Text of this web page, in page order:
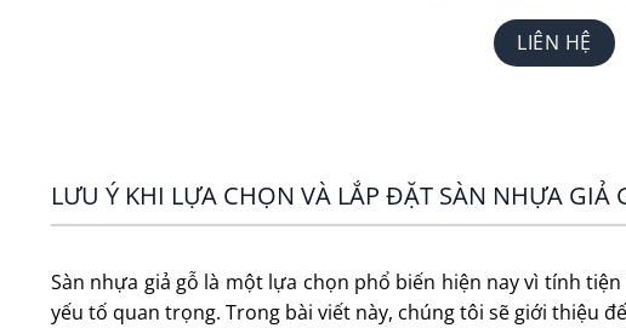
LIÊN HỆ
LƯU Ý KHI LỰA CHỌN VÀ LẮP ĐẶT SÀN NHỰA GIẢ
Sàn nhựa giả gỗ là một lựa chọn phổ biến hiện nay vì tính
yếu tố quan trọng. Trong bài viết này, chúng tôi sẽ giới thiệu